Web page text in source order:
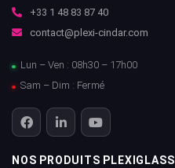
+33 1 48 83 87 40
contact@plexi-cindar.com
Lun – Ven : 08h30 – 17h00
Sam – Dim : Fermé
NOS PRODUITS PLEXIGLASS